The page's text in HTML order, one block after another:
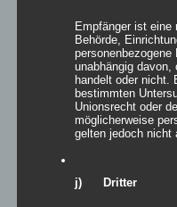
Easy
Empfänger ist eine
Behörde,
personenbezogene
unabhängig
handelt oder nicht.
bestimmten
Unionsrecht oder
möglicherweise
gelten jedoch nicht
j) Dritter